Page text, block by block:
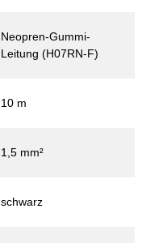
Neopren-Gummi-
Leitung (H07RN-F)
10 m
1,5 mm²
schwarz